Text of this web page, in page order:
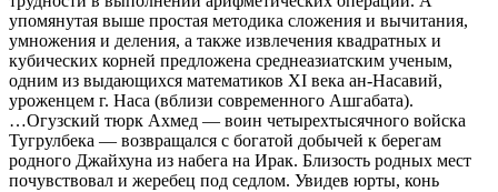
упомянутая выше простая методика сложения и вычитания,
умножения и деления, а также извлечения квадратных и
кубических корней предложена среднеазиатским ученым,
одним из выдающихся математиков XI века ан-Насавий,
уроженцем г. Наса (вблизи современного Ашгабата).
…Огузский тюрк Ахмед — воин четырехтысячного войска
Тугрулбека — возвращался с богатой добычей к берегам
родного Джайхуна из набега на Ирак. Близость родных мест
почувствовал и жеребец под седлом. Увидев юрты, конь